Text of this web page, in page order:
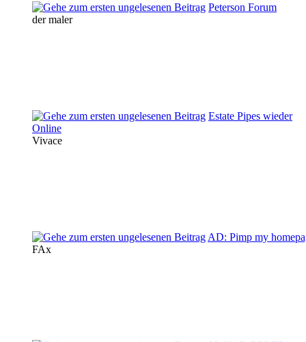
Peterson Forum
der maler
Estate Pipes wieder
Online
Vivace
AD: Pimp my
FAx